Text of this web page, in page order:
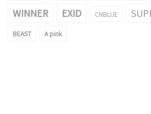
WINNER
EXID CNBLUE
BEAST A pink